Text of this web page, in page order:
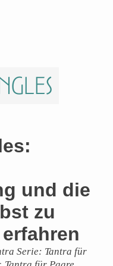
und die
zu
Serie: Tantra für